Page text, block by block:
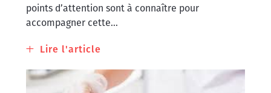
points d’attention sont à connaître pour
accompagner cette...
Lire l'article
de